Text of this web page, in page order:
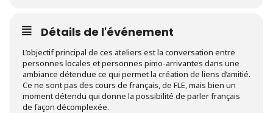
Détails de l'événement
L’objectif principal de ces ateliers est la conversation entre
personnes locales et personnes pimo-arrivantes dans une
ambiance détendue ce qui permet la création de liens d’amitié.
Ce ne sont pas des cours de français, de FLE, mais bien un
moment détendu qui donne la possibilité de parler français
de façon décomplexée.